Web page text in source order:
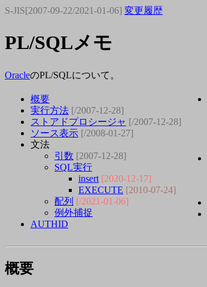
S-JIS[2007-09-22/2021-01-06] 変更履歴
PL/SQLメモ
OracleのPL/SQLについて。
概要
実行方法 [/2007-12-28]
ストアドプロシージャ [/2007-12-28]
ソース表示 [/2008-01-27]
文法
引数 [2007-12-28]
SQL実行
insert [2020-12-17]
EXECUTE [2010-07-24]
配列 [/2021-01-06]
例外捕捉
AUTHID
概要